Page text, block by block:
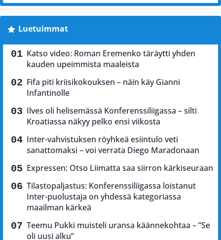
Luetuimmat
Katso video: Roman Eremenko täräytti yhden
kauden upeimmista maaleista
Fifa piti kriisikokouksen – näin käy Gianni
Infantinolle
Ilves oli helisemässä Konferenssiliigassa – silti
Kroatiassa näkyy pelko ensi viikosta
Inter-vahvistuksen röyhkeä esiintulo veti
sanattomaksi – voi verrata Diego Maradonaan
Expressen: Otso Liimatta saa siirron kärkiseuraan
Tilastopaljastus: Konferenssiliigassa loistanut
Inter-puolustaja on yhdessä kategoriassa
maailman kärkeä
Teemu Pukki muisteli uransa käännekohtaa – ”Se
oli uusi alku”